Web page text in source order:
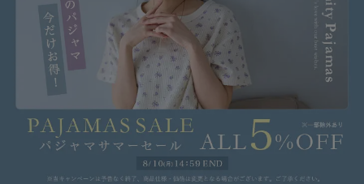
産後 ガードル インナー
マタニティ 腹巻き
Tシャツブラ
ブラトップ
快適機能ウェア特集 トップス
快適機能ウェア特集 ボトムス
セットアップ派
フォーマル / オケー
あったかアイテム｜
もらって嬉しいギフト
かわいくておもしろ
何枚あっても嬉しい
あったか度◎